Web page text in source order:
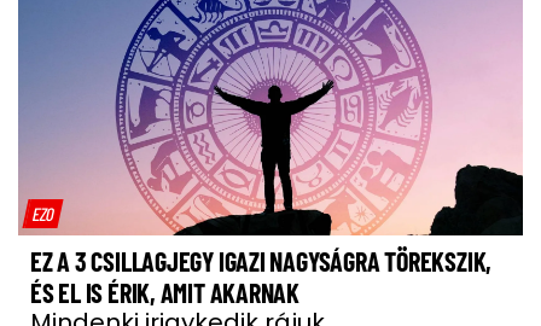
EZO
EZ A 3 CSILLAGJEGY IGAZI NAGYSÁGRA TÖREKSZIK,
ÉS EL IS ÉRIK, AMIT AKARNAK